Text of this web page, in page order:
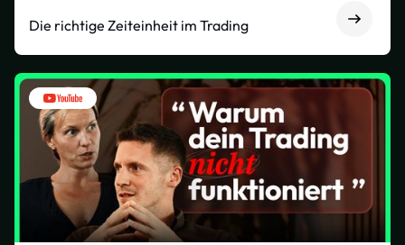
Die richtige Zeiteinheit im Trading